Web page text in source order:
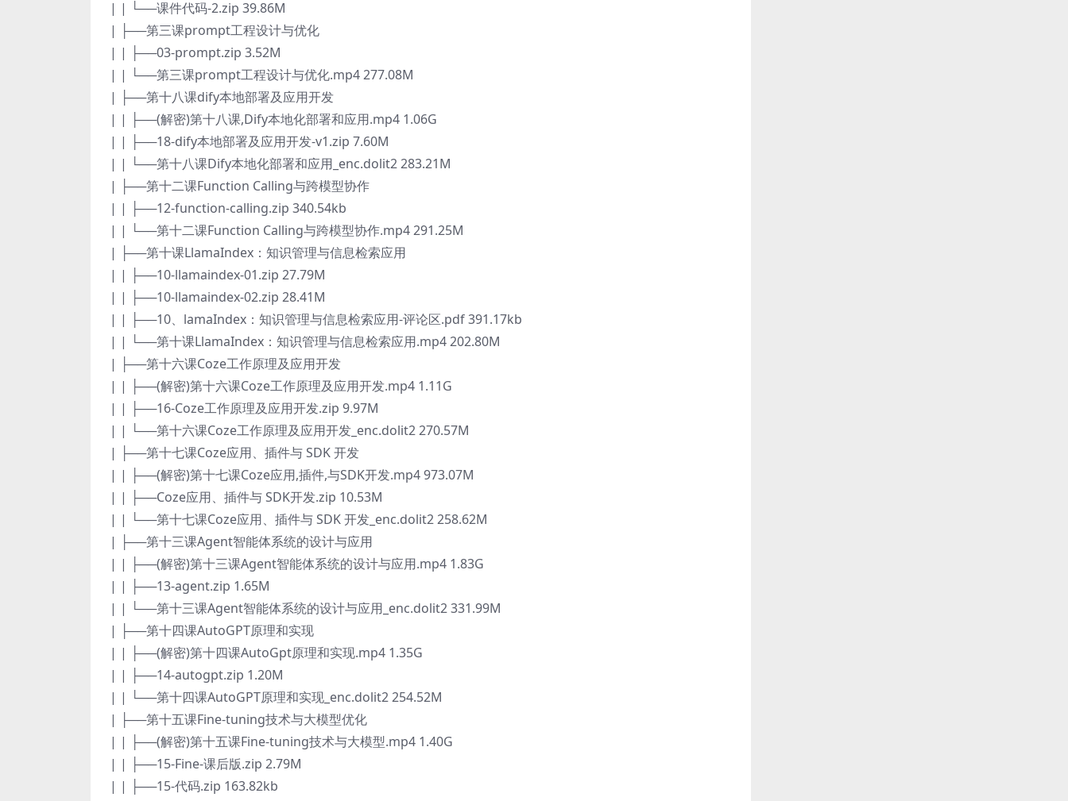
| | └──课件代码-2.zip 39.86M
| ├──第三课prompt工程设计与优化
| | ├──03-prompt.zip 3.52M
| | └──第三课prompt工程设计与优化.mp4 277.08M
| ├──第十八课dify本地部署及应用开发
| | ├──(解密)第十八课,Dify本地化部署和应用.mp4 1.06G
| | ├──18-dify本地部署及应用开发-v1.zip 7.60M
| | └──第十八课Dify本地化部署和应用_enc.dolit2 283.21M
| ├──第十二课Function Calling与跨模型协作
| | ├──12-function-calling.zip 340.54kb
| | └──第十二课Function Calling与跨模型协作.mp4 291.25M
| ├──第十课LlamaIndex：知识管理与信息检索应用
| | ├──10-llamaindex-01.zip 27.79M
| | ├──10-llamaindex-02.zip 28.41M
| | ├──10、lamaIndex：知识管理与信息检索应用-评论区.pdf 391.17kb
| | └──第十课LlamaIndex：知识管理与信息检索应用.mp4 202.80M
| ├──第十六课Coze工作原理及应用开发
| | ├──(解密)第十六课Coze工作原理及应用开发.mp4 1.11G
| | ├──16-Coze工作原理及应用开发.zip 9.97M
| | └──第十六课Coze工作原理及应用开发_enc.dolit2 270.57M
| ├──第十七课Coze应用、插件与 SDK 开发
| | ├──(解密)第十七课Coze应用,插件,与SDK开发.mp4 973.07M
| | ├──Coze应用、插件与 SDK开发.zip 10.53M
| | └──第十七课Coze应用、插件与 SDK 开发_enc.dolit2 258.62M
| ├──第十三课Agent智能体系统的设计与应用
| | ├──(解密)第十三课Agent智能体系统的设计与应用.mp4 1.83G
| | ├──13-agent.zip 1.65M
| | └──第十三课Agent智能体系统的设计与应用_enc.dolit2 331.99M
| ├──第十四课AutoGPT原理和实现
| | ├──(解密)第十四课AutoGpt原理和实现.mp4 1.35G
| | ├──14-autogpt.zip 1.20M
| | └──第十四课AutoGPT原理和实现_enc.dolit2 254.52M
| ├──第十五课Fine-tuning技术与大模型优化
| | ├──(解密)第十五课Fine-tuning技术与大模型.mp4 1.40G
| | ├──15-Fine-课后版.zip 2.79M
| | ├──15-代码.zip 163.82kb